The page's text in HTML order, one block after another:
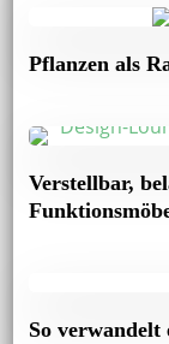
Pflanzen als
Verstellbar,
So